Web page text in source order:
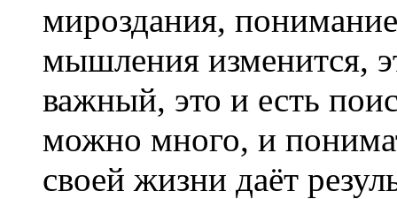
мироздания,
мышления изменится,
важный, это и есть
можно много, и
своей жизни даёт